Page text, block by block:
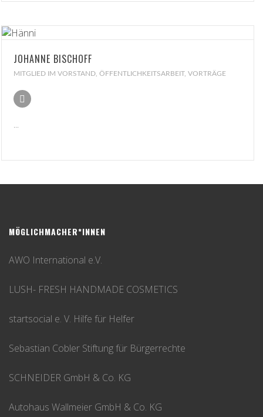
JOHANNE BISCHOFF
MITGLIED IM VORSTAND, ÖFFENTLICHKEITSARBEIT, VORTRÄGE
...
MÖGLICHMACHER*INNEN
AWO International e.V.
LUSH- FRESH HANDMADE COSMETICS
startsocial e. V. Hilfe für Helfer
Sebastian Cobler Stiftung für Bürgerrechte
SCHNEIDER GmbH & Co. KG
Autohaus Wallmeier GmbH & Co. KG